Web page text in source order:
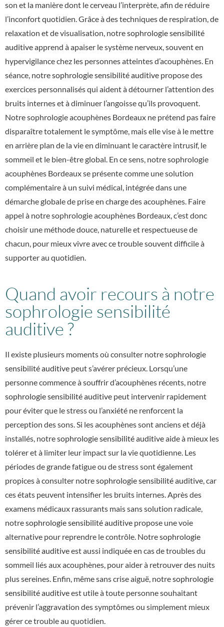
son et la manière dont le cerveau l’interprète, afin de réduire
l’inconfort quotidien. Grâce à des techniques de respiration, de
relaxation et de visualisation, notresophrologie sensibilité
auditiveapprend à apaiser le système nerveux, souvent en
hypervigilance chez les personnes atteintes d’acouphènes. En
séance, notresophrologie sensibilité auditive propose des
exercices personnalisés qui aident à détourner l’attention des
bruits internes et à diminuer l’angoisse qu’ils provoquent.
Notre sophrologie acouphènes Bordeaux ne prétend pas faire
disparaître totalement le symptôme, mais elle vise à le mettre
en arrière plan de la vie en diminuant le caractère intrusif, le
sommeil et le bien-être global. En ce sens, notre sophrologie
acouphènes Bordeaux se présente comme une solution
complémentaire à un suivi médical, intégrée dans une
démarche globale de prise en charge des acouphènes. Faire
appel à notre sophrologie acouphènes Bordeaux, c’est donc
choisir une méthode douce, naturelle et respectueuse de
chacun, pour mieux vivre avec ce trouble souvent difficile à
supporter au quotidien.
Quand avoir recours à notre
sophrologie sensibilité
auditive ?
Il existe plusieurs moments où consulter notresophrologie
sensibilité auditive peut s’avérer précieux. Lorsqu’une
personne commence à souffrir d’acouphènes récents, notre
sophrologie sensibilité auditive peut intervenir rapidement
pour éviter que le stress ou l’anxiété ne renforcent la
perception des sons. Si les acouphènes sont anciens et déjà
installés, notresophrologie sensibilité auditiveaide à mieux les
tolérer et à limiter leur impact sur la vie quotidienne. Les
périodes de grande fatigue ou de stress sont également
propices à consulter notresophrologie sensibilité auditive, car
ces états peuvent intensifier les bruits internes. Après des
examens médicaux rassurants mais sans solution radicale,
notresophrologie sensibilité auditive propose une voie
alternative pour reprendre le contrôle. Notresophrologie
sensibilité auditiveest aussi indiquée en cas de troubles du
sommeil liés aux acouphènes, pour aider à retrouver des nuits
plus sereines. Enfin, même sans crise aiguë, notresophrologie
sensibilité auditiveest utile à toute personne souhaitant
prévenir l’aggravation des symptômes ou simplement mieux
gérer ce trouble au quotidien.